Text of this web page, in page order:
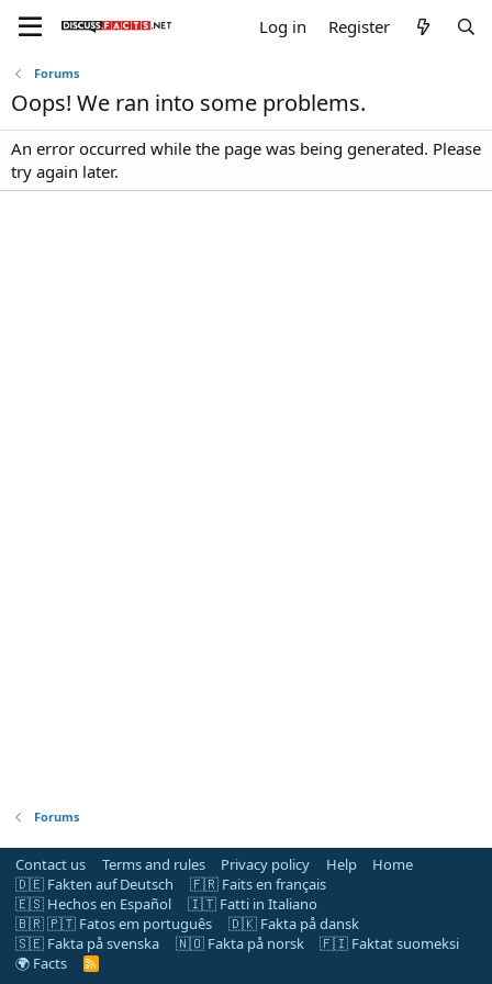
Log in Register
Forums
Oops! We ran into some problems.
An error occurred while the page was being generated. Please
try again later.
Forums
Contact us Terms and rules Privacy policy Help
Home
🇩🇪 Fakten auf Deutsch
🇫🇷 Faits en français
🇪🇸 Hechos en Español
🇮🇹 Fatti in Italiano
🇧🇷 🇵🇹 Fatos em português
🇩🇰 Fakta på dansk
🇸🇪 Fakta på svenska
🇳🇴 Fakta på norsk
🇫🇮 Faktat suomeksi
🌍 Facts
R